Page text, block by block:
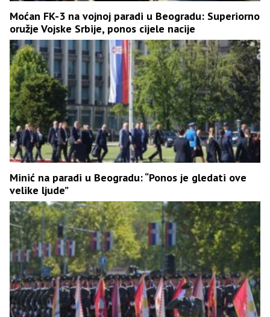
Moćan FK-3 na vojnoj paradi u Beogradu: Superiorno
oružje Vojske Srbije, ponos cijele nacije
Minić na paradi u Beogradu: “Ponos je gledati ove
velike ljude”